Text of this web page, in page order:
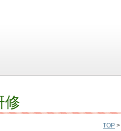
TOP >